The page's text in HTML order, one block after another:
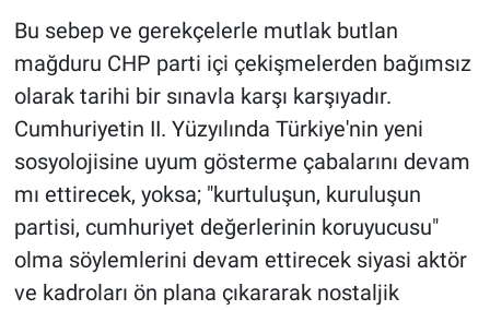
Bu sebep ve gerekçelerle mutlak butlan
mağduru CHP parti içi çekişmelerden bağımsız
olarak tarihi bir sınavla karşı karşıyadır.
Cumhuriyetin II. Yüzyılında Türkiye'nin yeni
sosyolojisine uyum gösterme çabalarını devam
mı ettirecek, yoksa; "kurtuluşun, kuruluşun
partisi, cumhuriyet değerlerinin koruyucusu"
olma söylemlerini devam ettirecek siyasi aktör
ve kadroları ön plana çıkararak nostaljik